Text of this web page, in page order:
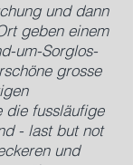
und dann
geben einem
um-Sorglos-
grosse
die fussläufige
- last but not
und